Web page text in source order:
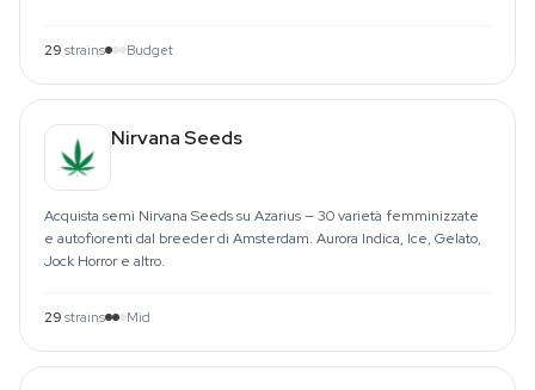
29 strains Budget
Nirvana Seeds
Acquista semi Nirvana Seeds su Azarius — 30 varietà femminizzate
e autofiorenti dal breeder di Amsterdam. Aurora Indica, Ice, Gelato,
Jock Horror e altro.
29 strains Mid